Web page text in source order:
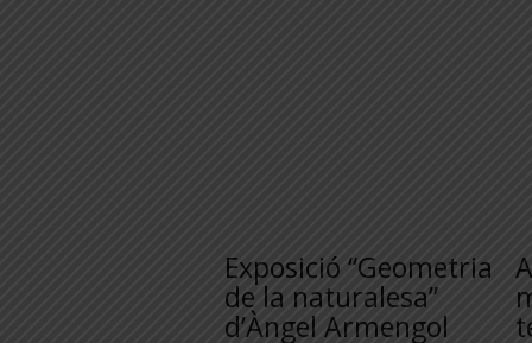
Exposició “Geometria
de la naturalesa”
d’Àngel Armengol